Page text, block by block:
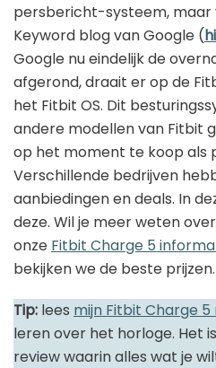
persbericht-systeem, maar
Keyword blog van Google (
Google nu eindelijk de
afgerond, draait er op de
het Fitbit OS. Dit
andere modellen van Fitbit
op het moment te koop als
Verschillende bedrijven
aanbiedingen en deals. In
deze. Wil je meer weten
onze Fitbit Charge 5
bekijken we de beste prijzen.
Tip: lees mijn Fitbit Charge 5
leren over het horloge. Het
review waarin alles wat je